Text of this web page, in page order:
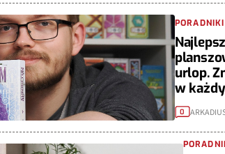
PORADNIKI
urlop.
w
0